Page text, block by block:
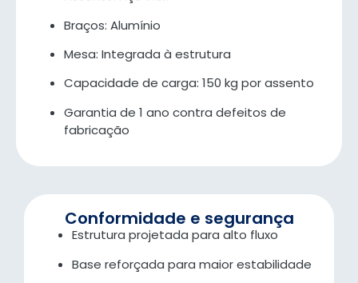
Braços: Alumínio
Mesa: Integrada à estrutura
Capacidade de carga: 150 kg por assento
Garantia de 1 ano contra defeitos de
fabricação
Conformidade e segurança
Estrutura projetada para alto fluxo
Base reforçada para maior estabilidade